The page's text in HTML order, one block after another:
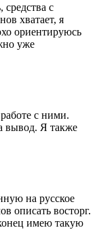
с
хватает, я
ориентируюсь
уже
с ними.
вывод. Я также
на русское
описать восторг.
имею такую